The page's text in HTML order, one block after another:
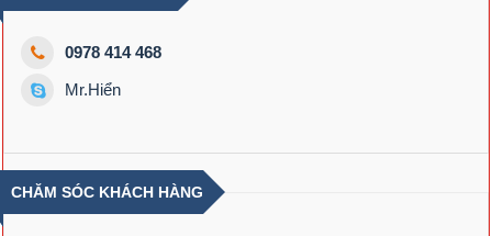
0978 414 468
Mr.Hiển
CHĂM SÓC KHÁCH HÀNG